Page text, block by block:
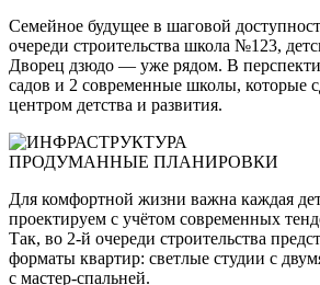
Семейное будущее в шаговой
очереди строительства школа №123,
Дворец дзюдо — уже рядом. В
садов и 2 современные школы, которые
центром детства и развития.
ПРОДУМАННЫЕ ПЛАНИРОВКИ
Для комфортной жизни важна каждая
проектируем с учётом современных
Так, во 2-й очереди строительства
форматы квартир: светлые студии с
с мастер-спальней.